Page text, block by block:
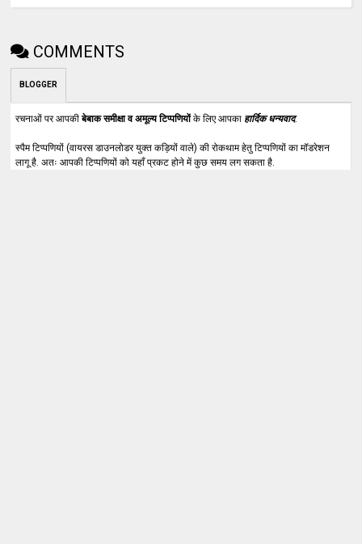
COMMENTS
BLOGGER
रचनाओं पर आपकीबेबाक समीक्षा व अमूल्य टिप्पणियोंके लिए आपका हार्दिक धन्यवाद.
स्पैम टिप्पणियों (वायरस डाउनलोडर युक्त कड़ियों वाले) की रोकथाम हेतु टिप्पणियों का मॉडरेशन
लागू है. अतः आपकी टिप्पणियों को यहाँ प्रकट होने में कुछ समय लग सकता है.